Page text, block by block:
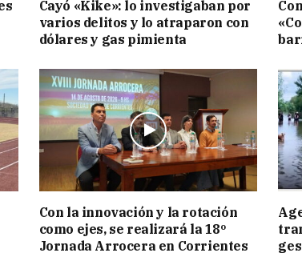
Cayó «Kike»: lo investigaban por
varios delitos y lo atraparon con
dólares y gas pimienta
Con la innovación y la rotación
como ejes, se realizará la 18º
Jornada Arrocera en Corrientes